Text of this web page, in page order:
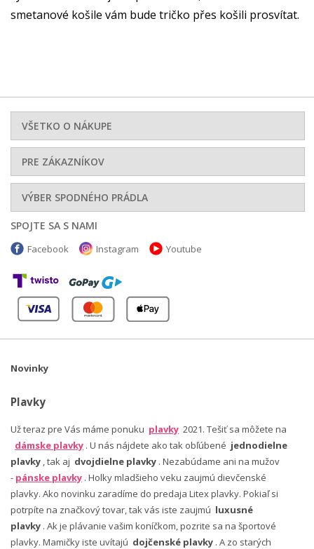
smetanové košile vám bude tričko přes košili prosvítat.
VŠETKO O NÁKUPE
PRE ZÁKAZNÍKOV
VÝBER SPODNÉHO PRÁDLA
SPOJTE SA S NAMI
Facebook Instagram Youtube
Novinky
Plavky
Už teraz pre Vás máme ponuku plavky 2021. Tešiť sa môžete na
dámske plavky . U nás nájdete ako tak obľúbené jednodielne
plavky , tak aj dvojdielne plavky . Nezabúdame ani na mužov
- pánske plavky . Holky mladšieho veku zaujmú dievčenské
plavky. Ako novinku zaradíme do predaja Litex plavky. Pokiaľ si
potrpíte na značkový tovar, tak vás iste zaujmú luxusné
plavky . Ak je plávanie vašim koníčkom, pozrite sa na športové
plavky. Mamičky iste uvítajú dojčenské plavky . A zo starých